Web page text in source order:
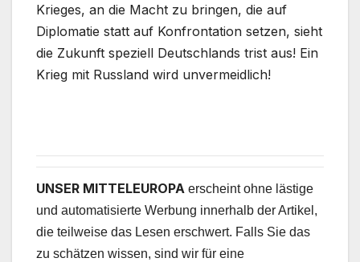
Krieges, an die Macht zu bringen, die auf
Diplomatie statt auf Konfrontation setzen, sieht
die Zukunft speziell Deutschlands trist aus! Ein
Krieg mit Russland wird unvermeidlich!
UNSER MITTELEUROPA erscheint ohne lästige
und automatisierte Werbung innerhalb der Artikel,
die teilweise das Lesen erschwert. Falls Sie das
zu schätzen wissen, sind wir für eine